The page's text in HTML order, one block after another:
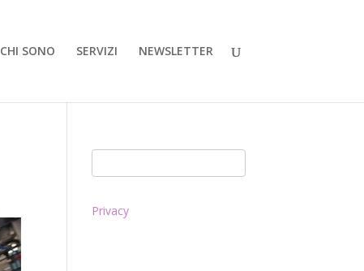
CHI SONO SERVIZI NEWSLETTER
Privacy